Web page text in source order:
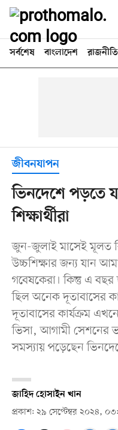
সর্বশেষ বাংলাদেশ রাজনীতি
জীবনযাপন
ভিনদেশে পড়তে
শিক্ষার্থীরা
জুন-জুলাই মাসেই মূলত
উচ্চশিক্ষার জন্য যান
গবেষকেরা। কিন্তু এ বছর
ছিল অনেক দূতাবাসের
দূতাবাসের কার্যক্রম
ভিসা, আগামী সেশনের
সমস্যায় পড়েছেন
জাহিদ হোসাইন খান
প্রকাশ: ২৯ সেপ্টেম্বর ২০২৪,